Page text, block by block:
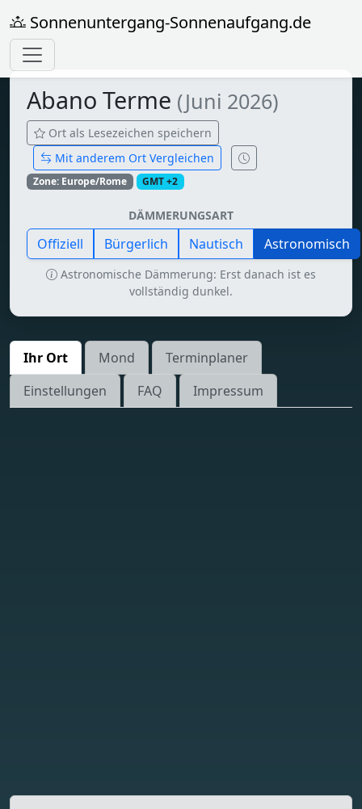
Sonnenuntergang-Sonnenaufgang.de
Abano Terme (Juni 2026)
Ort als Lesezeichen speichern
Mit anderem Ort Vergleichen
Zone: Europe/Rome GMT +2
DÄMMERUNGSART
Offiziell Bürgerlich Nautisch Astronomisch
Astronomische Dämmerung: Erst danach ist es
vollständig dunkel.
Ihr Ort Mond
Terminplaner
Einstellungen
FAQ Impressum